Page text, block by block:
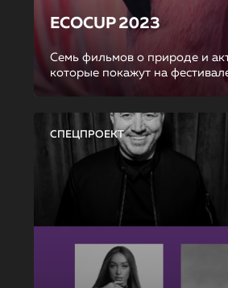
ECOCUP 2023
Семь фильмов о природе и
которые покажут на
СПЕЦПРОЕКТ